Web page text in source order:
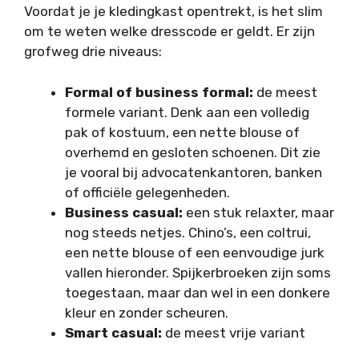
Voordat je je kledingkast opentrekt, is het slim
om te weten welke dresscode er geldt. Er zijn
grofweg drie niveaus:
Formal of business formal: de meest
formele variant. Denk aan een volledig
pak of kostuum, een nette blouse of
overhemd en gesloten schoenen. Dit zie
je vooral bij advocatenkantoren, banken
of officiële gelegenheden.
Business casual: een stuk relaxter, maar
nog steeds netjes. Chino’s, een coltrui,
een nette blouse of een eenvoudige jurk
vallen hieronder. Spijkerbroeken zijn soms
toegestaan, maar dan wel in een donkere
kleur en zonder scheuren.
Smart casual: de meest vrije variant